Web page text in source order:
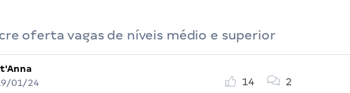
oferta vagas de níveis médio e superior
01/24
14 2